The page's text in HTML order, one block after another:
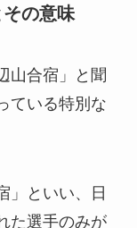
の意味
山合宿」と聞
ている特別な
」といい、日
た選手のみが